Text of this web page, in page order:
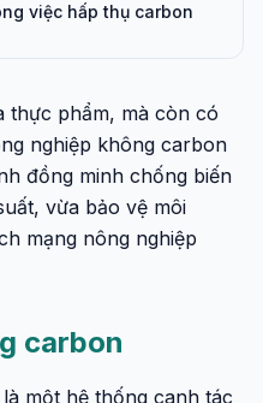
việc hấp thụ carbon
thực phẩm, mà còn có
nghiệp không carbon
đồng minh chống biến
vừa bảo vệ môi
mạng nông nghiệp
carbon
một hệ thống canh tác